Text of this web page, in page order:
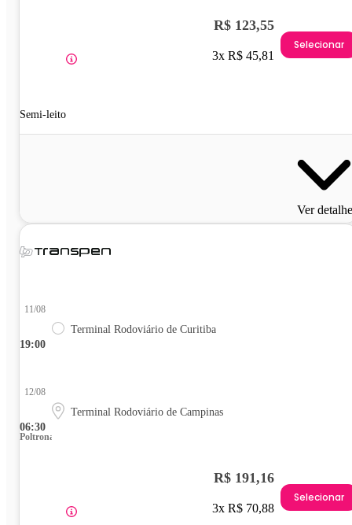
Semi-leito
R$ 123,55
3x R$ 45,81
Selecionar
Ver
19:00
11/08
Terminal Rodoviário de Curitiba
06:30
12/08
Terminal Rodoviário de Campinas
Poltrona
R$ 191,16
3x R$ 70,88
Selecionar